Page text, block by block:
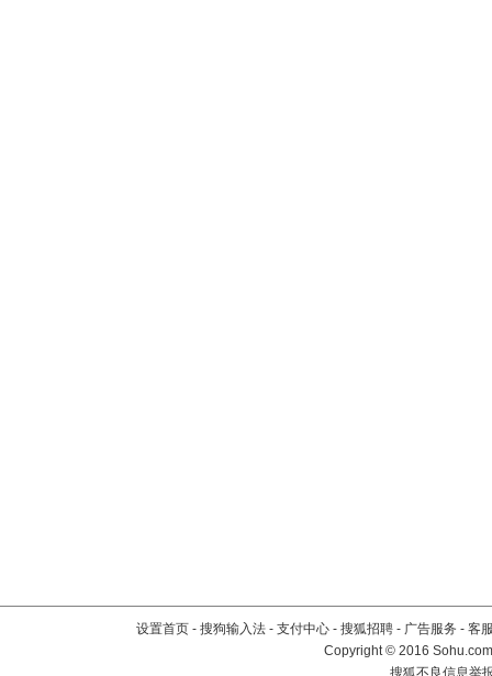
设置首页 - 搜狗输入法 - 支付中心 - 搜狐招聘 - 广告服务 - 客
Copyright©2016
搜狐不良信息举